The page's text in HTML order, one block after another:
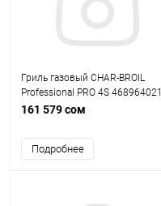
Гриль газовый CHAR-BROIL
Professional PRO 4S 468964021
161 579 сом
Подробнее